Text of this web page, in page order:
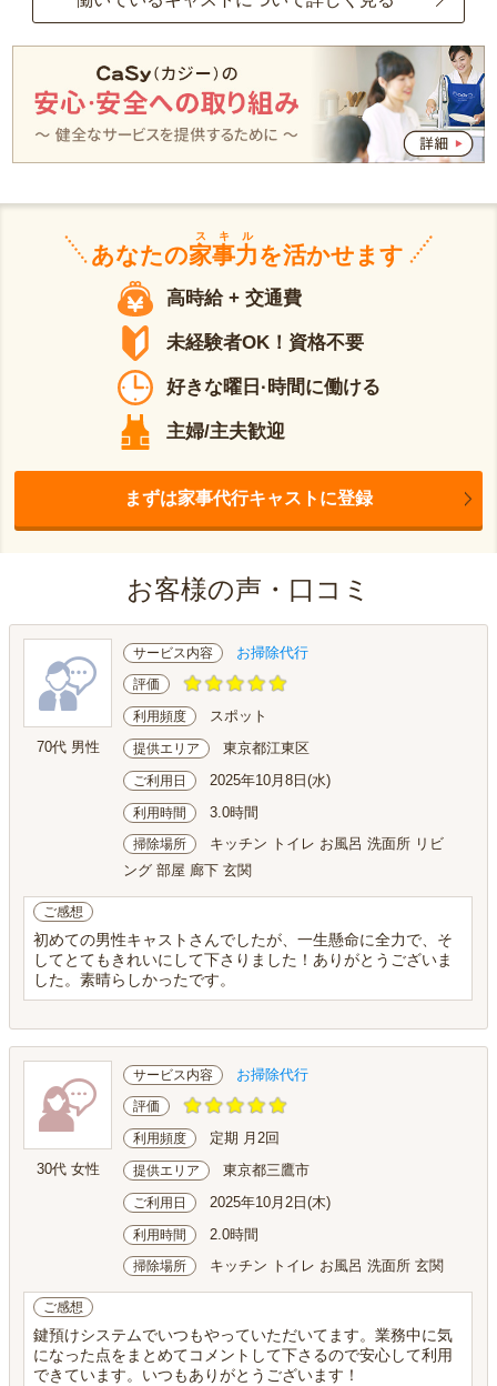
あなたの家事力
スキル
を活かせます
高時給 + 交通費
未経験者OK！資格不要
好きな曜日·時間に働ける
主婦/主夫歓迎
まずは家事代行キャストに登録
お客様の声・口コミ
70代 男性
サービス内容 お掃除代行
評価
利用頻度 スポット
提供エリア 東京都江東区
ご利用日 2025年10月8日(水)
利用時間 3.0時間
掃除場所
キッチン トイレ お風呂 洗面所 リビ
ング 部屋 廊下 玄関
ご感想
初めての男性キャストさんでしたが、一生懸命に全力で、そ
してとてもきれいにして下さりました！ありがとうございま
した。素晴らしかったです。
30代 女性
サービス内容 お掃除代行
評価
利用頻度 定期 月2回
提供エリア 東京都三鷹市
ご利用日 2025年10月2日(木)
利用時間 2.0時間
掃除場所 キッチン トイレ お風呂 洗面所 玄関
ご感想
鍵預けシステムでいつもやっていただいてます。業務中に気
になった点をまとめてコメントして下さるので安心して利用
できています。いつもありがとうございます！